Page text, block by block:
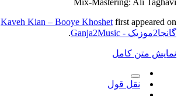
Mix-Mastering: Ali Taghavi
Kaveh Kian – Booye Khoshet first appeared on
گانجا2موزیک - Ganja2Music
.
نمایش متن کامل
نقل قول